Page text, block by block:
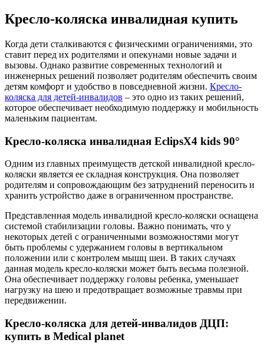
Кресло-коляска инвалидная купить
Когда дети сталкиваются с физическими ограничениями, это
ставит перед их родителями и опекунами новые задачи и
вызовы. Однако развитие современных технологий и
инженерных решений позволяет родителям обеспечить своим
детям комфорт и удобство в повседневной жизни. Кресло-
коляска для детей-инвалидов – это одно из таких решений,
которое обеспечивает необходимую поддержку и мобильность
маленьким пациентам.
Кресло-коляска инвалидная EclipsX4 kids 90°
Одним из главных преимуществ детской инвалидной кресло-
коляски является ее складная конструкция. Она позволяет
родителям и сопровождающим без затруднений переносить и
хранить устройство даже в ограниченном пространстве.
Представленная модель инвалидной кресло-коляски оснащена
системой стабилизации головы. Важно понимать, что у
некоторых детей с ограниченными возможностями могут
быть проблемы с удержанием головы в вертикальном
положении или с контролем мышц шеи. В таких случаях
данная модель кресло-коляски может быть весьма полезной.
Она обеспечивает поддержку головы ребенка, уменьшает
нагрузку на шею и предотвращает возможные травмы при
передвижении.
Кресло-коляска для детей-инвалидов ДЦП:
купить в Medical planet